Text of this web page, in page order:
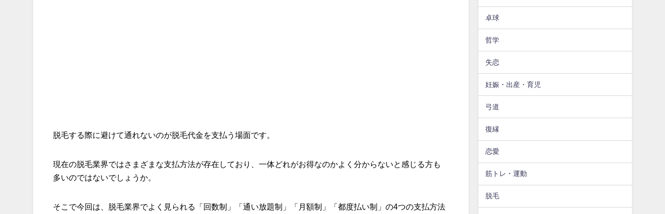
脱毛する際に避けて通れないのが脱毛代金を支払う場面です。
現在の脱毛業界ではさまざまな支払方法が存在しており、一体どれがお得なのかよく分からないと感じる方も
多いのではないでしょうか。
そこで今回は、脱毛業界でよく見られる「回数制」「通い放題制」「月額制」「都度払い制」の4つの支払方法
卓球
哲学
失恋
妊娠・出産・育児
弓道
復縁
恋愛
筋トレ・運動
脱毛